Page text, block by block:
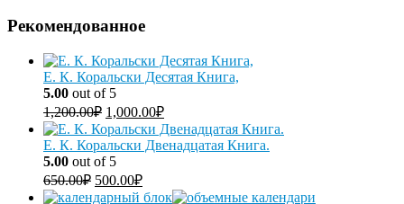
Рекомендованное
Е. К. Коральски Десятая Книга,
5.00 out of 5
1,200.00₽ 1,000.00₽
Е. К. Коральски Двенадцатая Книга.
5.00 out of 5
650.00₽ 500.00₽